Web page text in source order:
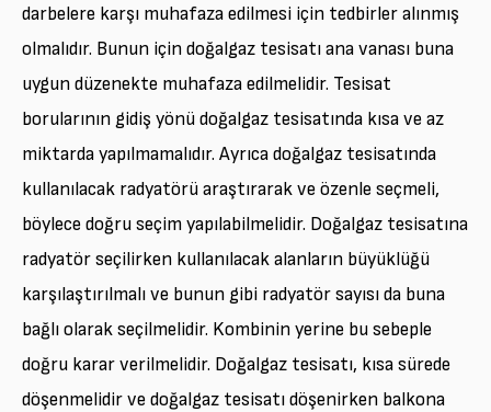
darbelere karşı muhafaza edilmesi için tedbirler alınmış
olmalıdır. Bunun için doğalgaz tesisatı ana vanası buna
uygun düzenekte muhafaza edilmelidir. Tesisat
borularının gidiş yönü doğalgaz tesisatında kısa ve az
miktarda yapılmamalıdır. Ayrıca doğalgaz tesisatında
kullanılacak radyatörü araştırarak ve özenle seçmeli,
böylece doğru seçim yapılabilmelidir. Doğalgaz tesisatına
radyatör seçilirken kullanılacak alanların büyüklüğü
karşılaştırılmalı ve bunun gibi radyatör sayısı da buna
bağlı olarak seçilmelidir. Kombinin yerine bu sebeple
doğru karar verilmelidir. Doğalgaz tesisatı, kısa sürede
döşenmelidir ve doğalgaz tesisatı döşenirken balkona